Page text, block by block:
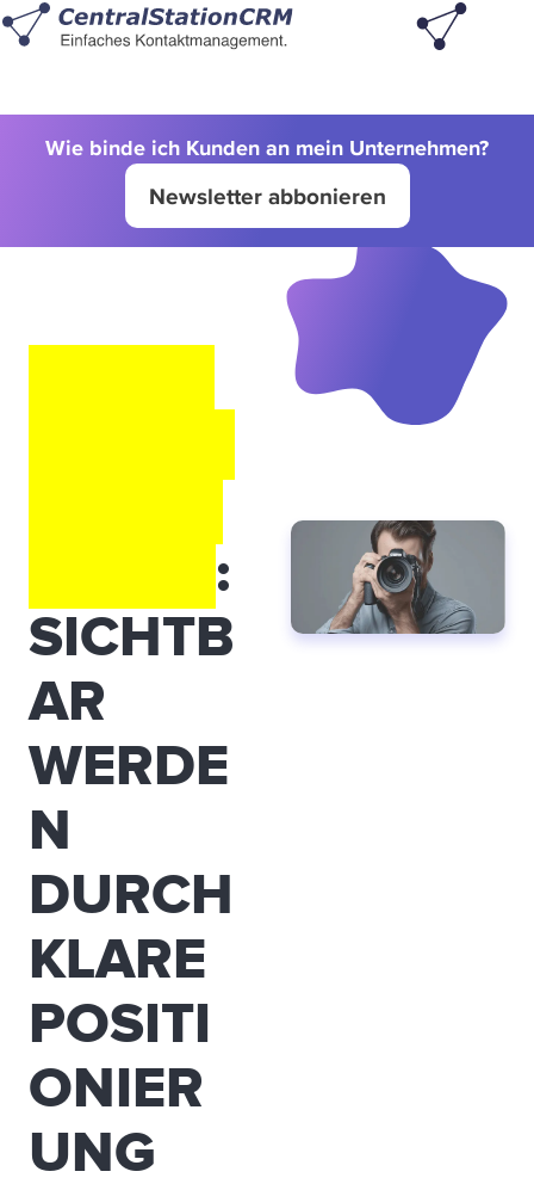
Wie binde ich Kunden an mein Unternehmen?
Newsletter abbonieren
:
SICHTB
AR
WERDE
N
DURCH
KLARE
POSITI
ONIER
UNG